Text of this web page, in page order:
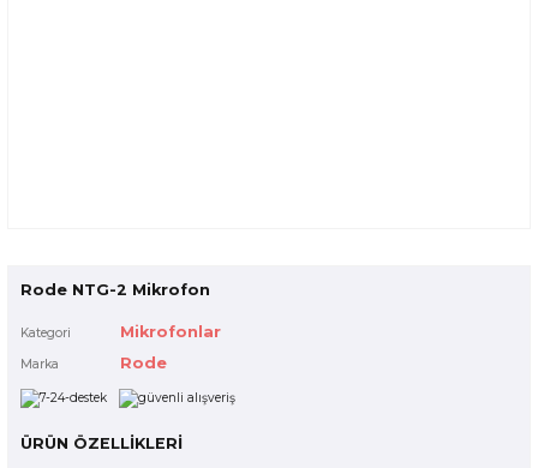
Rode NTG-2 Mikrofon
Kategori Mikrofonlar
Marka Rode
ÜRÜN ÖZELLİKLERİ